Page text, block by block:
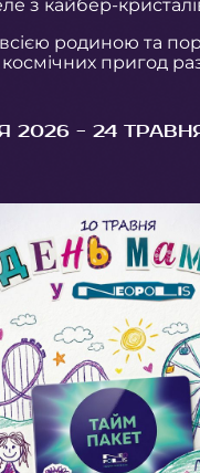
з кайбер-
родиною та
пригод
2026 - 24